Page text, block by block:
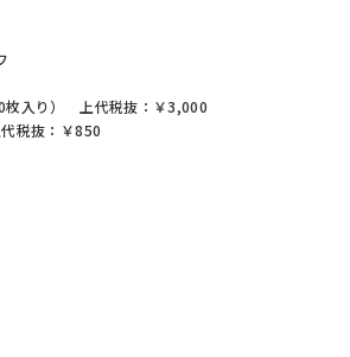
枚入り） 上代税抜：￥3,000
税抜：￥850